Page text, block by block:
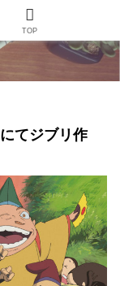
てジブリ作
TOP